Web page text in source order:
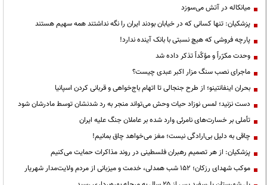
میانکاله در آتش می‌سوزد
پزشکیان: تنها کسانی که در خیابان بودند ایران را نگه نداشتند همه سهیم هستند
پارچه فروشی که هیچ نسبتی با بانک آینده ندارد!
وحدت مکرّراً و مؤکّداً تذکر داده شد
ماجرای نصب سنگ مزار اکبر عبدی چیست؟
بحران اینفانتینو؛ از طرح جنجالی تا اتهام باج‌خواهی و قربانی کردن اسپانیا
دست نزنید؛ لمس نوزاد حیات وحش می‌تواند منجر به رد شدنشان توسط مادرشان شود
تأملی بر خسارت‌های نامرئی وارد شده بر عاملان جنگ علیه ایران
چاقی به دلیل بی‌ارادگی نیست؛ مغز می‌خواهد چاق بمانیم!
پزشکیان: از هر تصمیم رهبران فلسطینی در روند مذاکرات حمایت می‌کنیم
موکب شهدای رزکان؛ ۱۵۲ شب همدلی، خدمت و میزبانی از مردم ولایت‌مدار شهریار